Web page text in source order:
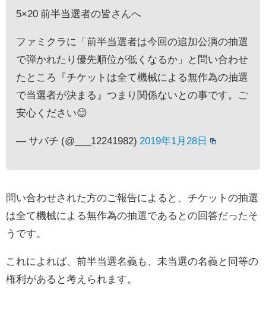
5×20 前半当選者の皆さんへ
ファミクラに「前半当選者は今回の追加公演の抽選
で弾かれたり優先順位が低くなるか」と問い合わせ
たところ『チケットは全て機械による無作為の抽選
で当選者が決まる』つまり関係ないとの事です。ご
安心ください😌
— サバチ (@___12241982) 2019年1月28日
問い合わせされた方のご報告によると、チケットの抽選
は全て機械による無作為の抽選であるとの回答だったそ
うです。
これによれば、前半当選名義も、未当選の名義と同等の
権利があると考えられます。